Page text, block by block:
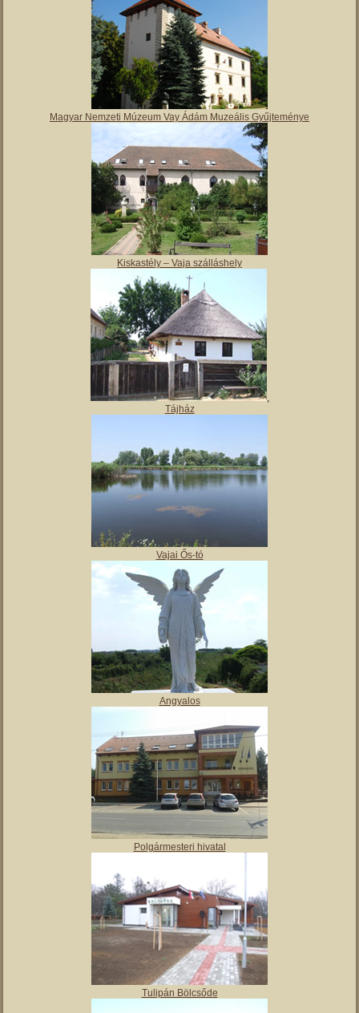
Magyar Nemzeti Múzeum Vay Ádám Muzeális Gyűjteménye
Kiskastély – Vaja szálláshely
Vajai Ős-tó
Angyalos